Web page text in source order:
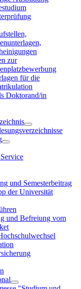
zur
für die
Doktorand/in
und Semesterbeitrag
der Universität
und Befreiung vom